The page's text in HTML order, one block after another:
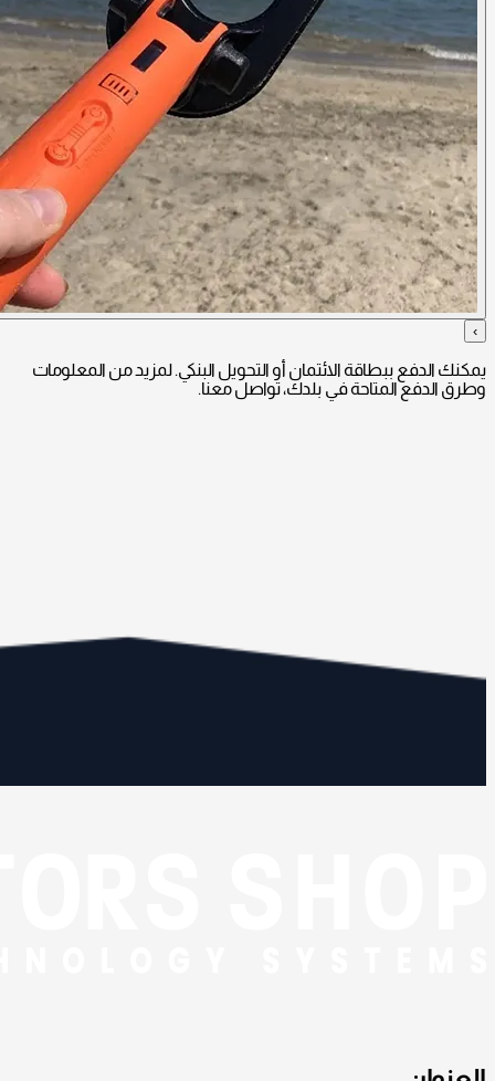
›
يمكنك الدفع ببطاقة الائتمان أو التحويل البنكي. لمزيد من المعلومات
وطرق الدفع المتاحة في بلدك، تواصل معنا.